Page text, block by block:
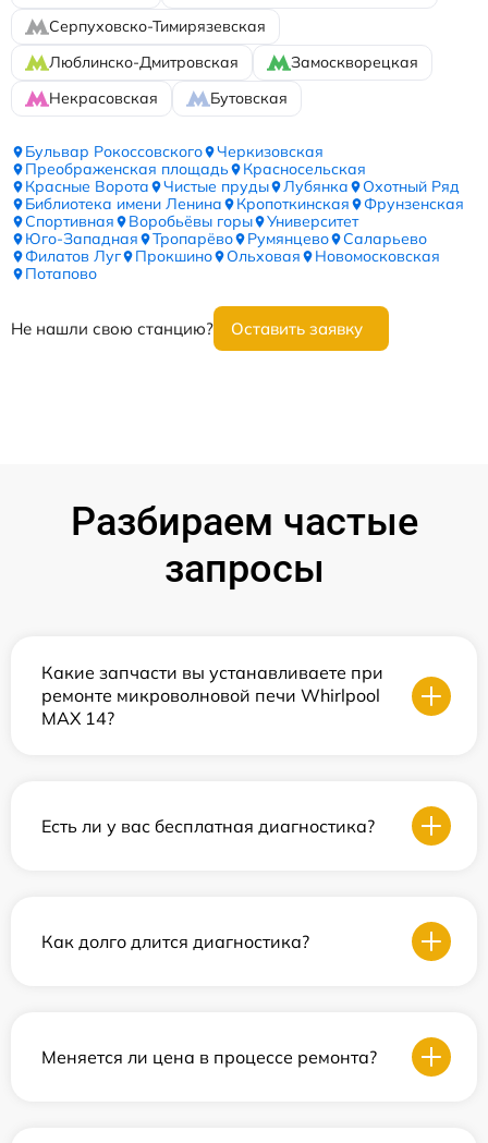
Серпуховско-Тимирязевская
Люблинско-Дмитровская
Замоскворецкая
Некрасовская
Бутовская
Бульвар Рокоссовского
Черкизовская
Преображенская площадь
Красносельская
Красные Ворота
Чистые пруды Лубянка
Охотный Ряд
Библиотека имени Ленина
Кропоткинская
Фрунзенская
Спортивная
Воробьёвы горы
Университет
Юго-Западная
Тропарёво Румянцево
Саларьево
Филатов Луг
Прокшино Ольховая
Новомосковская
Потапово
Не нашли свою станцию? Оставить заявку
Разбираем частые
запросы
Какие запчасти вы устанавливаете при
ремонте микроволновой печи Whirlpool
MAX 14?
Есть ли у вас бесплатная диагностика?
Как долго длится диагностика?
Меняется ли цена в процессе ремонта?